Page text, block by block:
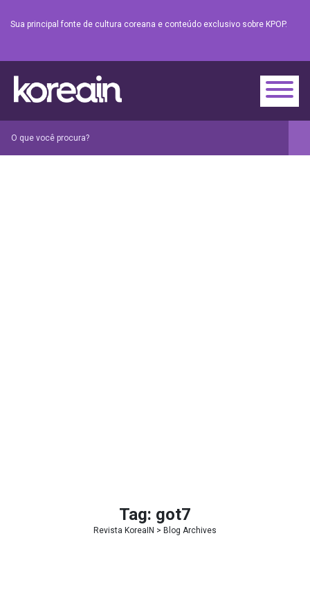
Sua principal fonte de cultura coreana e conteúdo exclusivo sobre KPOP.
Tag: got7
Revista KoreaIN > Blog Archives